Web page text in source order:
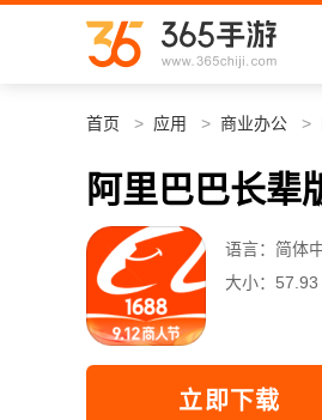
首页 应用 商业办公
阿里巴巴长辈
语言： 简体
大小： 57.93
立即下载